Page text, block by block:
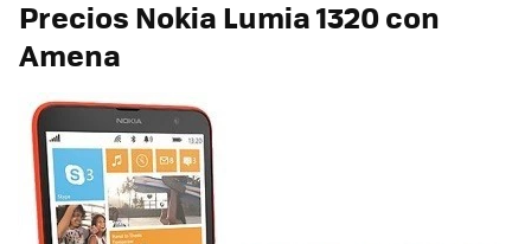
Precios Nokia Lumia 1320 con
Amena